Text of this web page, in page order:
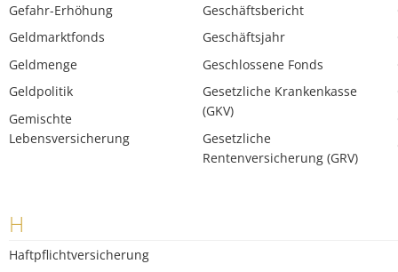
Gefahr-Erhöhung
Geldmarktfonds
Geldmenge
Geldpolitik
Gemischte
Lebensversicherung
Geschäftsbericht
Geschäftsjahr
Geschlossene Fonds
Gesetzliche Krankenkasse
(GKV)
Gesetzliche
Rentenversicherung (GRV)
H
Haftpflichtversicherung